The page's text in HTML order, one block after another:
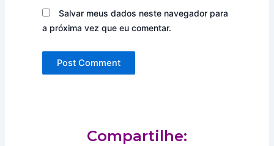
Salvar meus dados neste navegador para
a próxima vez que eu comentar.
Compartilhe: